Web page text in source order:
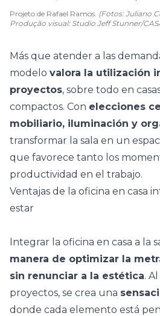
Projeto de Rafael Ramos. (Fotos: Juliano
Produção visual: Studio Jeff Stunner/
Más que atender a las
modelo valora la utilización
proyectos, sobre todo en
compactos. Con elecciones
mobiliario, iluminación y
transformar la sala en un
que favorece tanto los
productividad en el trabajo.
Ventajas de la oficina en casa
estar
Integrar la oficina en casa a la
manera de optimizar la
sin renunciar a la estética.
proyectos, se crea una
donde cada elemento está